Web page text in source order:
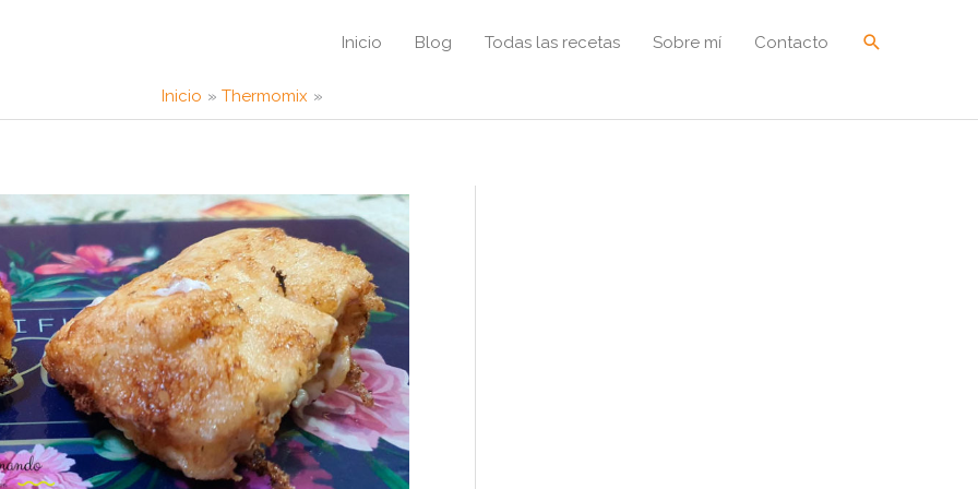
Inicio Blog Todas las recetas Sobre mí Contacto Buscar
Inicio Thermomix